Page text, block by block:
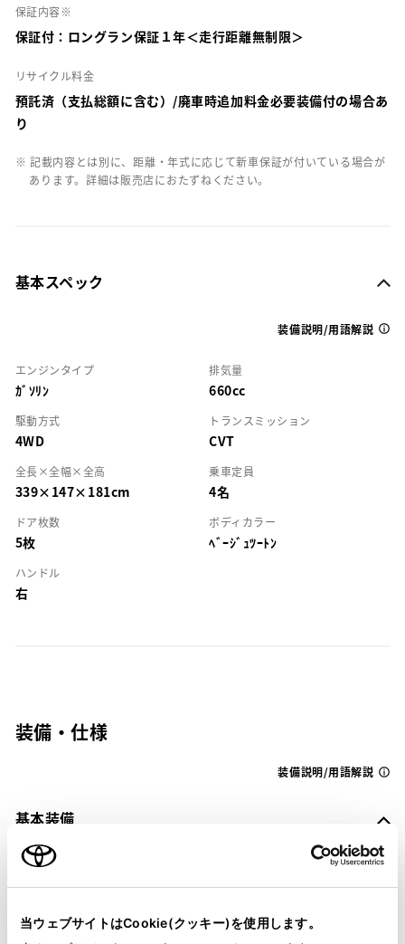
当ウェブサイトはCookie(クッキー)を使用します。
保証内容※
保証付：ロングラン保証１年＜走行距離無制限＞
リサイクル料金
預託済（支払総額に含む）/廃車時追加料金必要装備付の場合あ
り
※ 記載内容とは別に、距離・年式に応じて新車保証が付いている場合が
あります。詳細は販売店におたずねください。
基本スペック
装備説明/用語解説
エンジンタイプ
ｶﾞｿﾘﾝ
排気量
660cc
駆動方式
4WD
トランスミッション
CVT
全長×全幅×全高
339×147×181cm
乗車定員
4名
ドア枚数
5枚
ボディカラー
ﾍﾞｰｼﾞｭﾂｰﾄﾝ
ハンドル
右
装備・仕様
装備説明/用語解説
基本装備
パワステ